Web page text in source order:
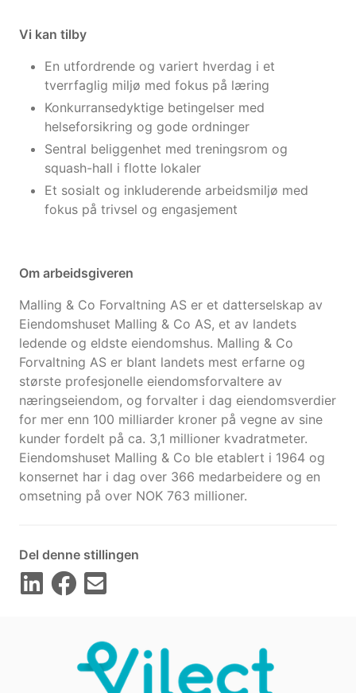
Vi kan tilby
En utfordrende og variert hverdag i et
tverrfaglig miljø med fokus på læring
Konkurransedyktige betingelser med
helseforsikring og gode ordninger
Sentral beliggenhet med treningsrom og
squash-hall i flotte lokaler
Et sosialt og inkluderende arbeidsmiljø med
fokus på trivsel og engasjement
Om arbeidsgiveren
Malling & Co Forvaltning AS er et datterselskap av
Eiendomshuset Malling & Co AS, et av landets
ledende og eldste eiendomshus. Malling & Co
Forvaltning AS er blant landets mest erfarne og
største profesjonelle eiendomsforvaltere av
næringseiendom, og forvalter i dag eiendomsverdier
for mer enn 100 milliarder kroner på vegne av sine
kunder fordelt på ca. 3,1 millioner kvadratmeter.
Eiendomshuset Malling & Co ble etablert i 1964 og
konsernet har i dag over 366 medarbeidere og en
omsetning på over NOK 763 millioner.
Del denne stillingen